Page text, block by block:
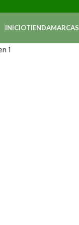
INICIOTIENDAMARCAS